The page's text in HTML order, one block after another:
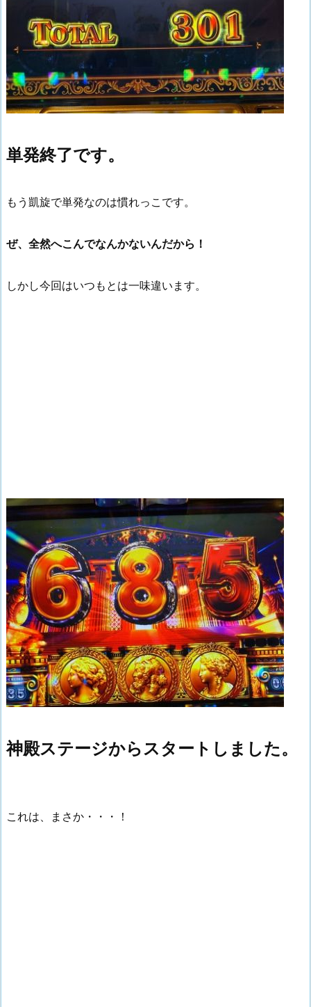
単発終了です。
もう凱旋で単発なのは慣れっこです。
ぜ、全然へこんでなんかないんだから！
しかし今回はいつもとは一味違います。
神殿ステージからスタートしました。
これは、まさか・・・！